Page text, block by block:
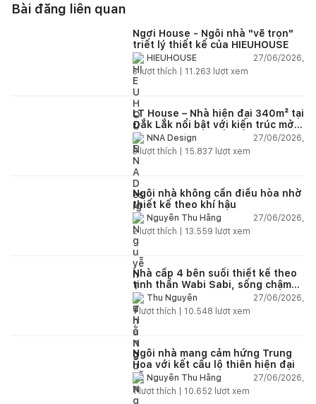
Bài đăng liên quan
Ngơi House - Ngôi nhà "vẽ trọn"
triết lý thiết kế của HIEUHOUSE
HIEUHOUSE
27/06/2026,
3lượt thích | 11.263 lượt xem
LT House – Nhà hiện đại 340m² tại
Đắk Lắk nổi bật với kiến trúc mở
và hệ sân vườn kết nối thiên
nhiên
NNA Design
27/06/2026,
3lượt thích | 15.837 lượt xem
Ngôi nhà không cần điều hòa nhờ
thiết kế theo khí hậu
Nguyễn Thu Hằng
27/06/2026,
2lượt thích | 13.559 lượt xem
Nhà cấp 4 bên suối thiết kế theo
tinh thần Wabi Sabi, sống chậm
giữa thiên nhiên
Thu Nguyễn
27/06/2026,
1lượt thích | 10.548 lượt xem
Ngôi nhà mang cảm hứng Trung
Hoa với kết cấu lộ thiên hiện đại
Nguyễn Thu Hằng
27/06/2026,
1lượt thích | 10.652 lượt xem